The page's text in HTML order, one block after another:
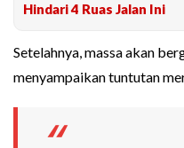
Hindari 4 Ruas Jalan Ini
Setelahnya, massa akan
menyampaikan tuntutan